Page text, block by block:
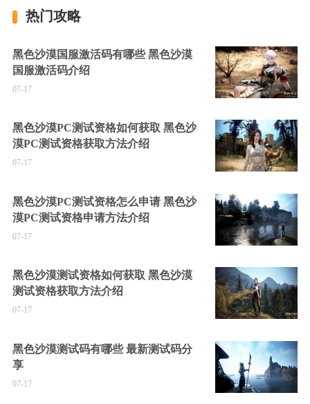
热门攻略
黑色沙漠国服激活码有哪些 黑色沙漠
国服激活码介绍
07-17
黑色沙漠PC测试资格如何获取 黑色沙
漠PC测试资格获取方法介绍
07-17
黑色沙漠PC测试资格怎么申请 黑色沙
漠PC测试资格申请方法介绍
07-17
黑色沙漠测试资格如何获取 黑色沙漠
测试资格获取方法介绍
07-17
黑色沙漠测试码有哪些 最新测试码分
享
07-17